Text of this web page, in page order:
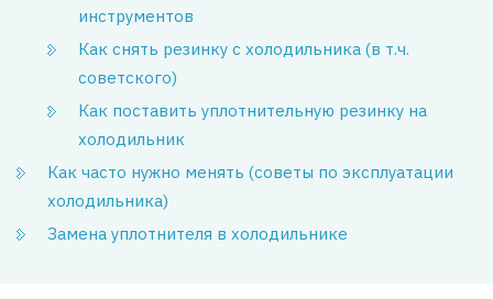
инструментов
Как снять резинку с холодильника (в т.ч.
советского)
Как поставить уплотнительную резинку на
холодильник
Как часто нужно менять (советы по эксплуатации
холодильника)
Замена уплотнителя в холодильнике